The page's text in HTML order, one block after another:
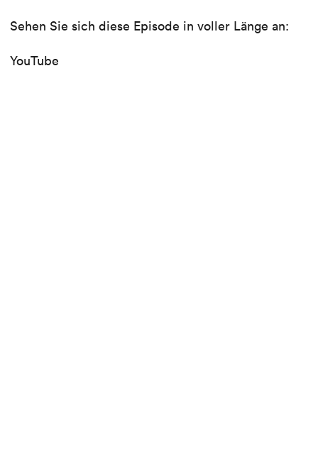
Sehen Sie sich diese Episode in voller Länge an:
YouTube